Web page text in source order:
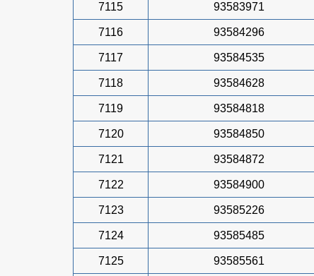
7115 93583971
7116 93584296
7117 93584535
7118 93584628
7119 93584818
7120 93584850
7121 93584872
7122 93584900
7123 93585226
7124 93585485
7125 93585561